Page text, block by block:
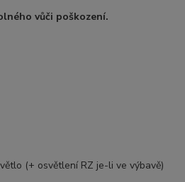
vůči poškození.
(+ osvětlení RZ je-li ve výbavě)